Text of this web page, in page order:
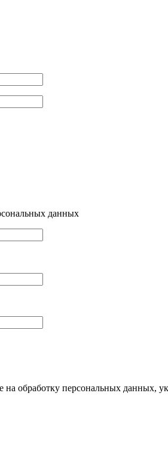
данных
обработку персональных данных,